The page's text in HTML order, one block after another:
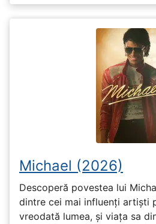
Michael (2026)
Descoperă povestea lui
dintre cei mai influenți artiști
vreodată lumea, și viața sa